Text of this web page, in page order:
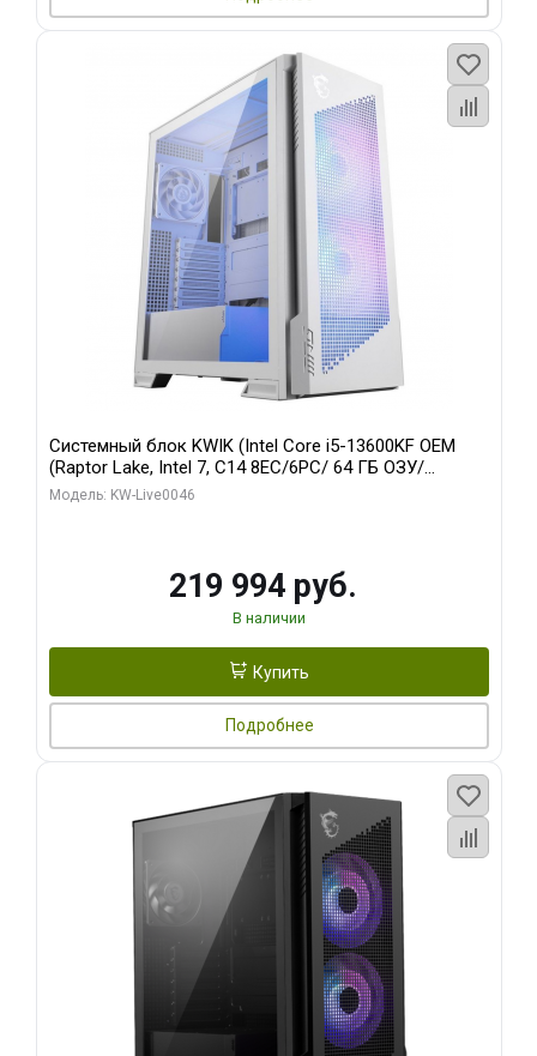
Системный блок KWIK (Intel Core i5-13600KF OEM
(Raptor Lake, Intel 7, C14 8EC/6PC/ 64 ГБ ОЗУ/
Gigabyte RTX5060Ti GAMING OC 8GB GDDR7 128bit
Модель: KW-Live0046
219 994 руб.
В наличии
Купить
Подробнее